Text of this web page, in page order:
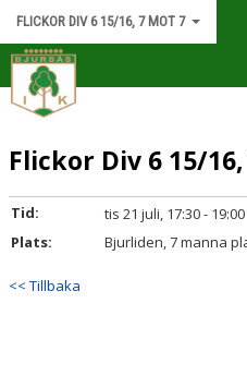
FLICKOR DIV 6 15/16, 7 MOT 7
HEM
NYHETER
KALENDER
MATCHER
TRUPPEN
Flickor Div 6 15/
Tid:
tis 21 juli, 17:30 - 19:00
Plats:
Bjurliden, 7 manna
<< Tillbaka